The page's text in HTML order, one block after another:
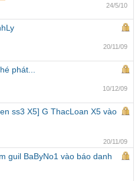
24/5/10
20/11/09
phát...
10/12/09
ss3 X5] G ThacLoan X5 vào
20/11/09
guil BaByNo1 vào báo danh